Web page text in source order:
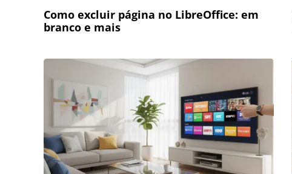
Como excluir página no LibreOffice: em
branco e mais